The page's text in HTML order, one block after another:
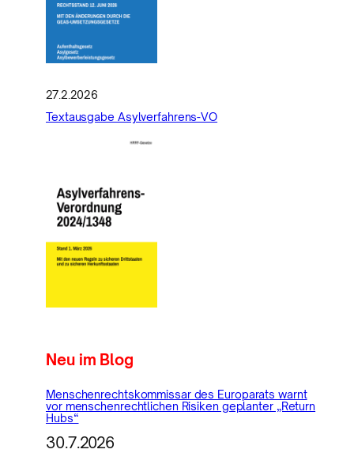
27.2.2026
Textausgabe Asylverfahrens-VO
Neu im Blog
Menschenrechtskommissar des Europarats warnt
vor menschenrechtlichen Risiken geplanter „Return
Hubs“
30.7.2026